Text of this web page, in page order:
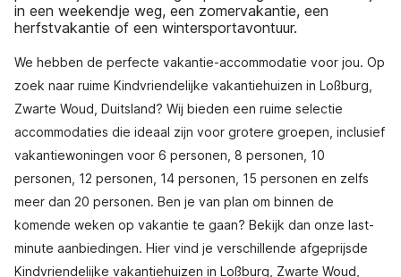
in een weekendje weg, een zomervakantie, een
herfstvakantie of een wintersportavontuur.
We hebben de perfecte vakantie-accommodatie voor jou. Op
zoek naar ruime Kindvriendelijke vakantiehuizen in Loßburg,
Zwarte Woud, Duitsland? Wij bieden een ruime selectie
accommodaties die ideaal zijn voor grotere groepen, inclusief
vakantiewoningen voor 6 personen, 8 personen, 10
personen, 12 personen, 14 personen, 15 personen en zelfs
meer dan 20 personen. Ben je van plan om binnen de
komende weken op vakantie te gaan? Bekijk dan onze last-
minute aanbiedingen. Hier vind je verschillende afgeprijsde
Kindvriendelijke vakantiehuizen in Loßburg, Zwarte Woud,